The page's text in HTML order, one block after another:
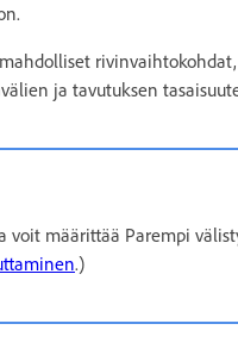
ja tavutuksen
voit määrittää Parempi
.)